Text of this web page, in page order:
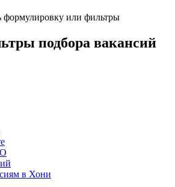
формулировку или фильтры
подбора вакансий
в Хони